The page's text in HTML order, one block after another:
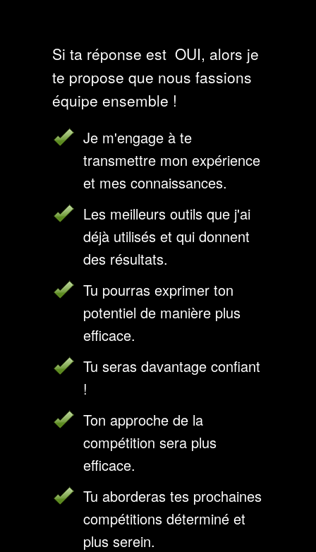
Si ta réponse est OUI, alors je
te propose que nous fassions
équipe ensemble !
Je m'engage à te
transmettre mon expérience
et mes connaissances.
Les meilleurs outils que j'ai
déjà utilisés et qui donnent
des résultats.
Tu pourras exprimer ton
potentiel de manière plus
efficace.
Tu seras davantage confiant
!
Ton approche de la
compétition sera plus
efficace.
Tu aborderas tes prochaines
compétitions déterminé et
plus serein.